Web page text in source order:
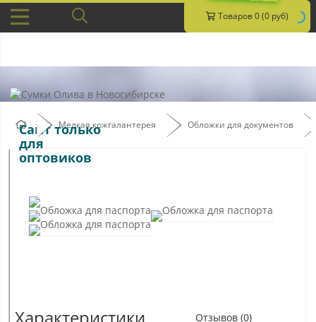
Товаров 0 (0 руб)
Сайт только
для
оптовиков
Мелкая кожгалантерея Обложки для документов
Отзывов (0)